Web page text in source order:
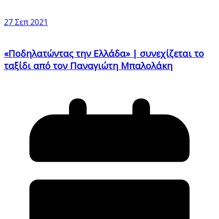
27 Σεπ 2021
«Ποδηλατώντας την Ελλάδα» | συνεχίζεται το
ταξίδι από τον Παναγιώτη Μπαλολάκη